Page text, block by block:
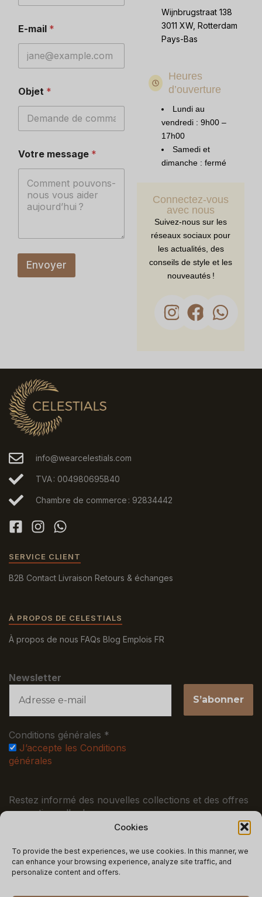
Cookies
To provide the best experiences, we use cookies. In this manner, we
can enhance your browsing experience, analyze site traffic, and
personalize content and offers.
E-mail *
Objet *
o
m
t
e
Votre message *
Envoyer
Wijnbrugstraat 138
3011 XW, Rotterdam
Pays-Bas
Heures
d’ouverture
Lundi au
vendredi : 9h00 –
17h00
Samedi et
dimanche : fermé
Connectez-vous
avec nous
Suivez-nous sur les
réseaux sociaux pour
les actualités, des
conseils de style et les
nouveautés !
info@wearcelestials.com
TVA : 004980695B40
Chambre de commerce : 92834442
SERVICE CLIENT
B2B Contact Livraison Retours & échanges
À PROPOS DE CELESTIALS
À propos de nous FAQs Blog Emplois FR
Newsletter
Conditions générales *
J’accepte les Conditions
générales
Restez informé des nouvelles collections et des offres
promotionnelles !
Conditions générales Politique de confidentialité